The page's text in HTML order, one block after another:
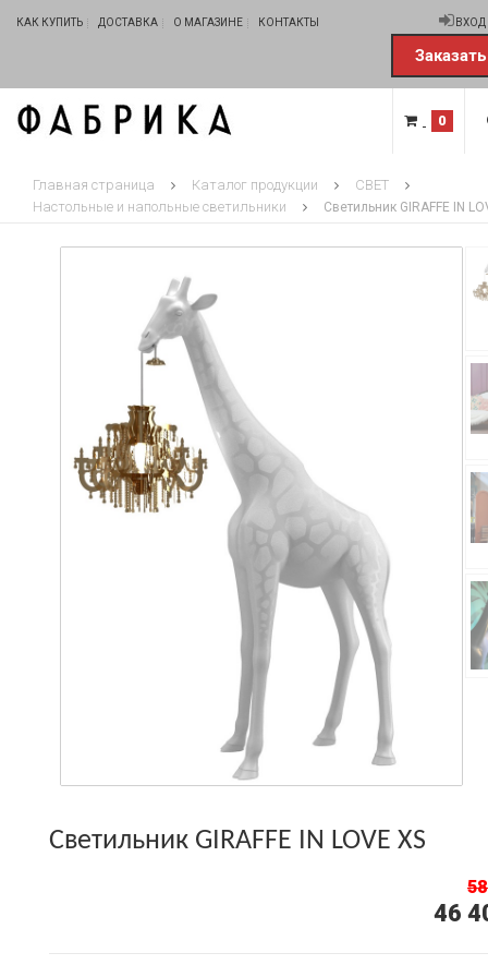
КАК КУПИТЬ ДОСТАВКА О МАГАЗИНЕ КОНТАКТЫ ВХОД
0
Главная страница Каталог продукции
СВЕТ
Настольные и напольные светильники
Светильник GIRAFFE IN
Светильник GIRAFFE IN LOVE XS
46